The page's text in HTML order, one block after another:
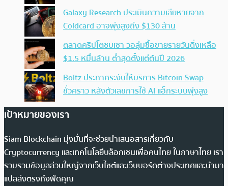
Galaxy Research ประเมินความเสียหายจาก
Coldcard อาจพุ่งสูงถึง $130 ล้าน
ตลาดคริปโตซบเซา วอลุ่มซื้อขายรายวันดิ่งเหลือ
$1.5 หมื่นล้าน ต่ำสุดตั้งแต่ต้นปี 2026
Boltz ประกาศระงับให้บริการ Bitcoin Swap
ชั่วคราว หลังตัวเลขการใช้ AI แฮ็กระบบพุ่งสูง
เป้าหมายของเรา
Siam Blockchain มุ่งมั่นที่จะช่วยนำเสนอสารเกี่ยวกับ
Cryptocurrency และเทคโนโลยีบล็อกเชนเพื่อคนไทย ในภาษาไทย เรา
รวบรวมข้อมูลส่วนใหญ่จากเว็บไซต์และเว็บบอร์ดต่างประเทศและนำมา
แปลส่งตรงถึงฟีดคุณ